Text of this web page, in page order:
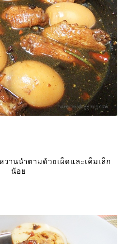
านนำตามด้วยเผ็ดและเค็มเล็ก
น้อ